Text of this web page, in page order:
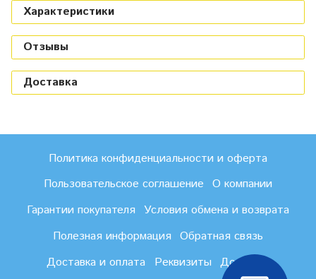
Характеристики
Отзывы
Доставка
Политика конфиденциальности и оферта
Пользовательское соглашение О компании
Гарантии покупателя Условия обмена и возврата
Полезная информация Обратная связь
Доставка и оплата
Реквизиты Доставка